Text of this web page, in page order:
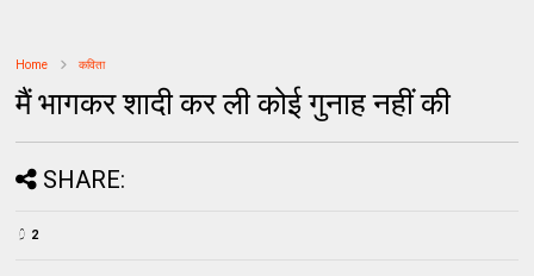
Home कविता
मैं भागकर शादी कर ली कोई गुनाह नहीं की
SHARE:
2